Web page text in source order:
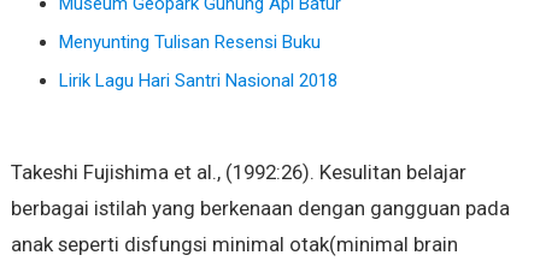
Menyunting Tulisan Resensi Buku
Lirik Lagu Hari Santri Nasional 2018
Takeshi Fujishima et al., (1992:26). Kesulitan belajar
berbagai istilah yang berkenaan dengan gangguan pada
anak seperti disfungsi minimal otak(minimal brain